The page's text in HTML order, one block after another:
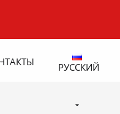
РУССКИЙ